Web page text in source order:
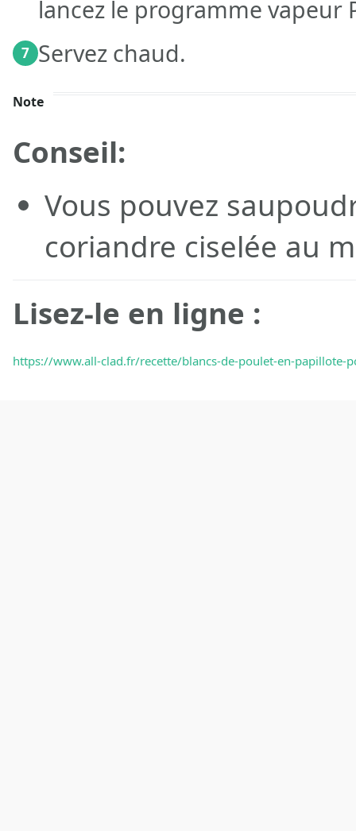
lancez le programme vapeur
7 Servez chaud.
Note
Conseil:
Vous pouvez
coriandre ciselée au
Lisez-le en ligne :
https://www.all-clad.fr/recette/blancs-de-poulet-en-papillote-